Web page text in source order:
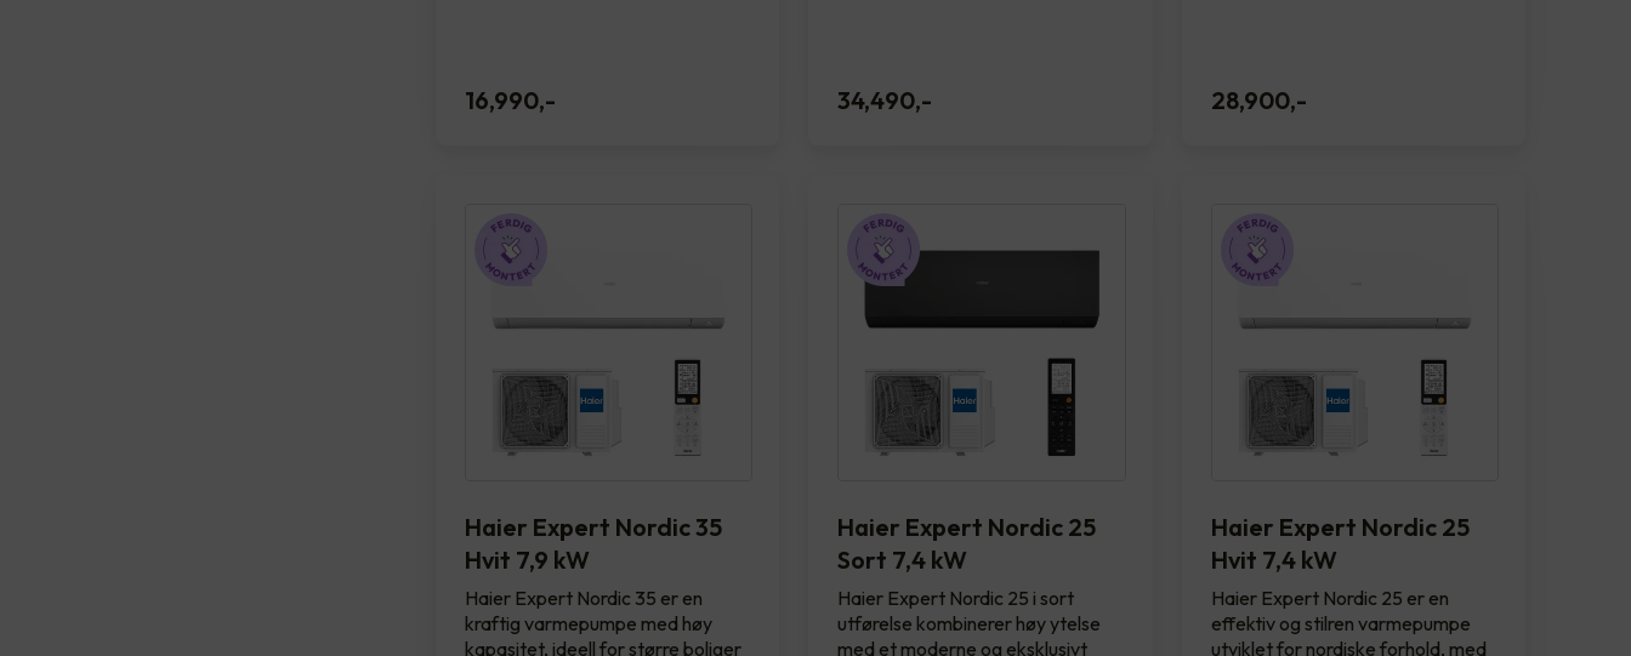
16,990,- 34,490,- 28,900,-
Haier Expert Nordic 35
Hvit 7,9 kW
Haier Expert Nordic 35 er en
kraftig varmepumpe med høy
kapasitet, ideell for større boliger
Haier Expert Nordic 25
Sort 7,4 kW
Haier Expert Nordic 25 i sort
utførelse kombinerer høy ytelse
med et moderne og eksklusivt
Haier Expert Nordic 25
Hvit 7,4 kW
Haier Expert Nordic 25 er en
effektiv og stilren varmepumpe
utviklet for nordiske forhold, med